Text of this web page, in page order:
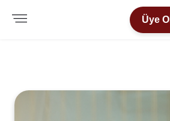
Üye Ol